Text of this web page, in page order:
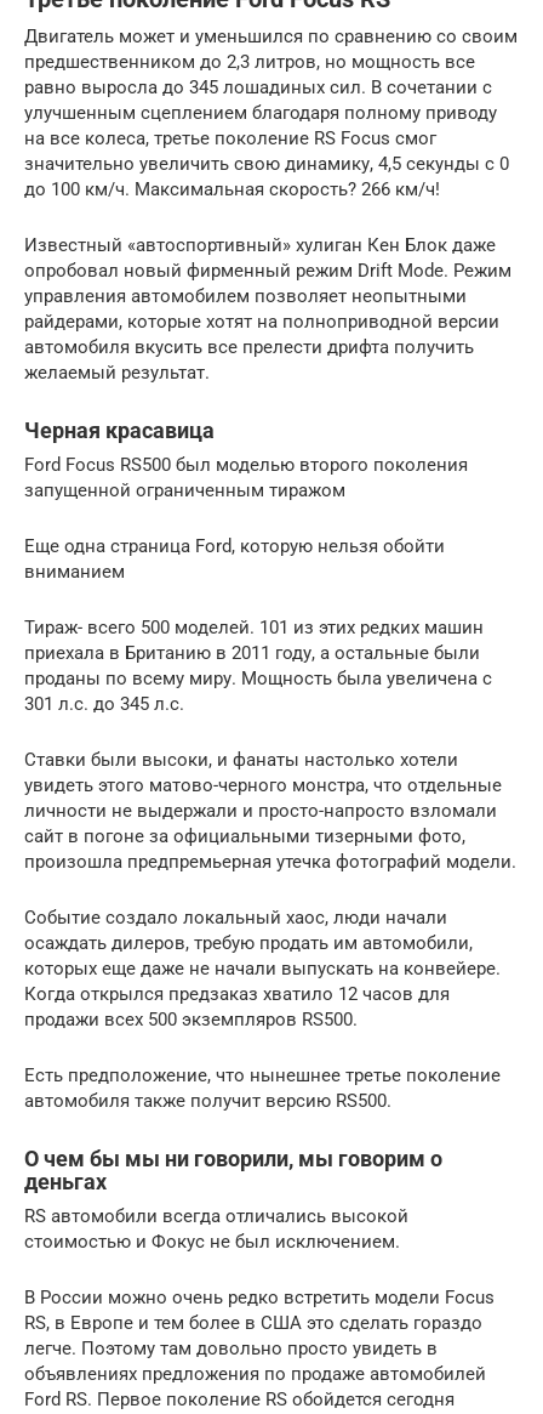
Двигатель может и уменьшился по сравнению со своим
предшественником до 2,3 литров, но мощность все
равно выросла до 345 лошадиных сил. В сочетании с
улучшенным сцеплением благодаря полному приводу
на все колеса, третье поколение RS Focus смог
значительно увеличить свою динамику, 4,5 секунды с 0
до 100 км/ч. Максимальная скорость? 266 км/ч!
Известный «автоспортивный» хулиган Кен Блок даже
опробовал новый фирменный режим Drift Mode. Режим
управления автомобилем позволяет неопытными
райдерами, которые хотят на полноприводной версии
автомобиля вкусить все прелести дрифта получить
желаемый результат.
Черная красавица
Ford Focus RS500 был моделью второго поколения
запущенной ограниченным тиражом
Еще одна страница Ford, которую нельзя обойти
вниманием
Тираж- всего 500 моделей. 101 из этих редких машин
приехала в Британию в 2011 году, а остальные были
проданы по всему миру. Мощность была увеличена с
301 л.с. до 345 л.с.
Ставки были высоки, и фанаты настолько хотели
увидеть этого матово-черного монстра, что отдельные
личности не выдержали и просто-напросто взломали
сайт в погоне за официальными тизерными фото,
произошла предпремьерная утечка фотографий модели.
Событие создало локальный хаос, люди начали
осаждать дилеров, требую продать им автомобили,
которых еще даже не начали выпускать на конвейере.
Когда открылся предзаказ хватило 12 часов для
продажи всех 500 экземпляров RS500.
Есть предположение, что нынешнее третье поколение
автомобиля также получит версию RS500.
О чем бы мы ни говорили, мы говорим о
деньгах
RS автомобили всегда отличались высокой
стоимостью и Фокус не был исключением.
В России можно очень редко встретить модели Focus
RS, в Европе и тем более в США это сделать гораздо
легче. Поэтому там довольно просто увидеть в
объявлениях предложения по продаже автомобилей
Ford RS. Первое поколение RS обойдется сегодня